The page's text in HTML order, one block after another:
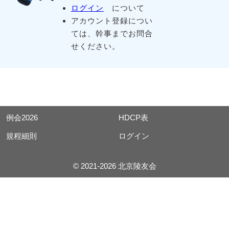
ログイン
について
アカウント登録につい
ては、幹事までお問合
せください。
例会2026 HDCP表
規程細則 ログイン
© 2021-2026 北京陵友会